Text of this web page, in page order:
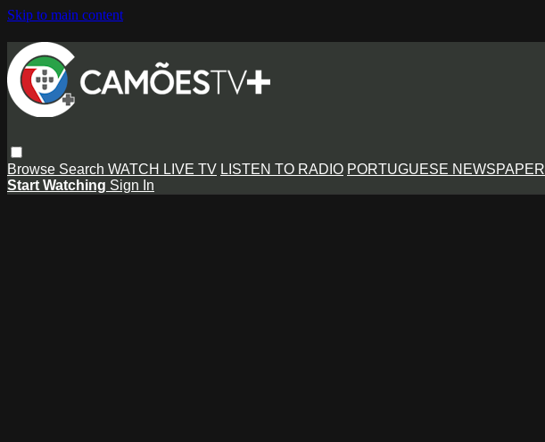
Skip to main content
Browse Search WATCH LIVE TV LISTEN TO RADIO PORTUGUESE NEWSPAPER
Start Watching Sign In